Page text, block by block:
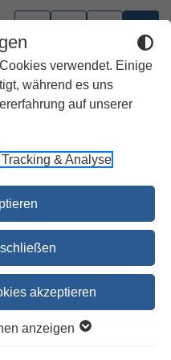
verwendet. Einige
während es uns
auf unserer
Tracking & Analyse
akzeptieren
anzeigen